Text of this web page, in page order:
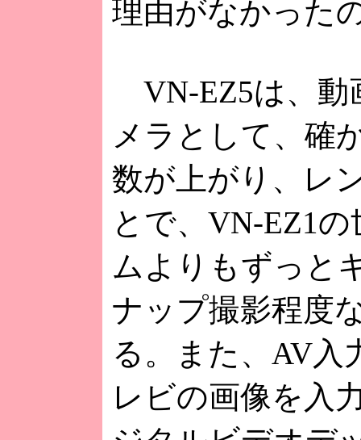
理由がなかった
VN-EZ5は、動
メラとして、確
数が上がり、レ
とで、VN-EZ1
ムよりもずっと
ナップ撮影程度
る。また、AV入
レビの画像を入